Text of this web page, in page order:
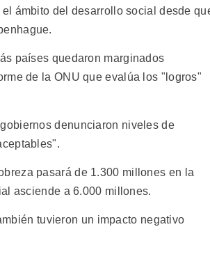
ámbito del desarrollo social desde
países quedaron marginados
de la ONU que evalúa los "logros"
denunciaron niveles de
pasará de 1.300 millones en la
asciende a 6.000 millones.
tuvieron un impacto negativo